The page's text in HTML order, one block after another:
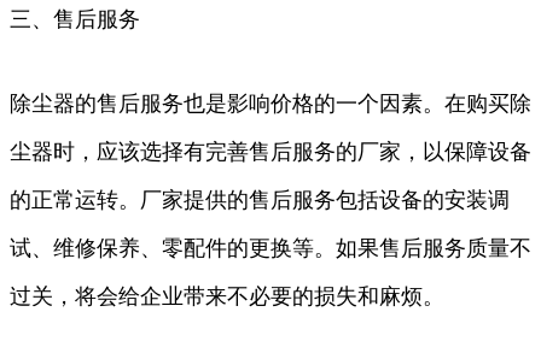
三、售后服务
除尘器的售后服务也是影响价格的一个因素。在购买除
尘器时，应该选择有完善售后服务的厂家，以保障设备
的正常运转。厂家提供的售后服务包括设备的安装调
试、维修保养、零配件的更换等。如果售后服务质量不
过关，将会给企业带来不必要的损失和麻烦。